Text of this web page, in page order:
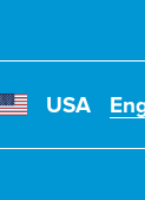
USA